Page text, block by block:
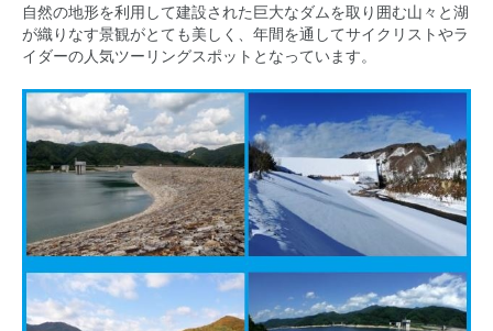
自然の地形を利用して建設された巨大なダムを取り囲む山々と湖
が織りなす景観がとても美しく、年間を通してサイクリストやラ
イダーの人気ツーリングスポットとなっています。